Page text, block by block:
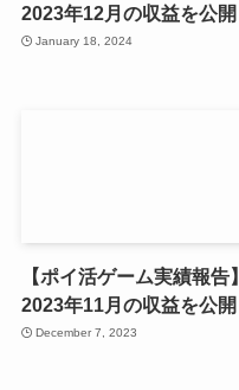
2023年12月の収益を公開
January 18, 2024
【ポイ活ゲーム実績報告】
2023年11月の収益を公開
December 7, 2023